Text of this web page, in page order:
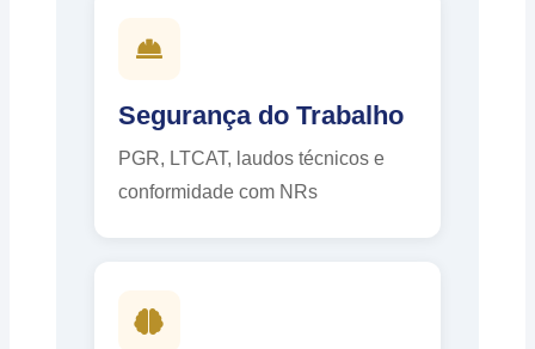
Segurança do Trabalho
PGR, LTCAT, laudos técnicos e
conformidade com NRs